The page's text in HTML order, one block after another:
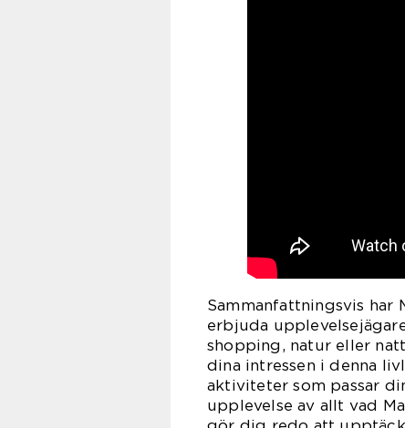
Sammanfattningsvis har
erbjuda
shopping, natur eller
dina intressen i denna
aktiviteter som passar
upplevelse av allt vad